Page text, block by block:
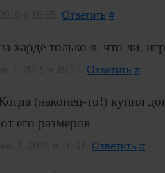
Ответить #
харде только я, что ли,
Ответить #
(наконец-то!) купил
его размеров
Ответить #